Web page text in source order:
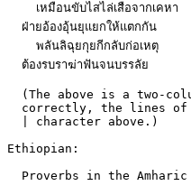
เหมือนขับไสไล่เสือจากเคหา
ฝ่ายอ้องอุ้นยุแยกให้แตกกัน
พลันลิฉุยกุยกีกลับก่อเหตุ
ต้องรบราฆ่าฟันจนบรรลัย
(The above is a two-
correctly, the lines
  | character above.)
Ethiopian:
Proverbs in the Amharic